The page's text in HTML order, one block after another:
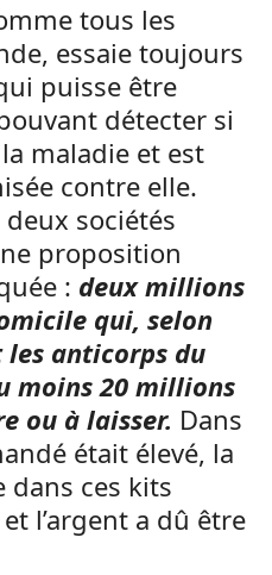
tous les
essaie toujours
puisse être
détecter si
maladie et est
contre elle.
deux sociétés
proposition
: deux millions
qui, selon
anticorps du
moins 20 millions
ou à laisser. Dans
était élevé, la
ces kits
l’argent a dû être